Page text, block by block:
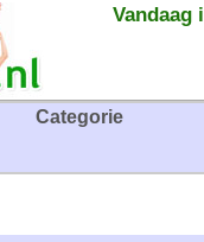
Vandaag
Categorie